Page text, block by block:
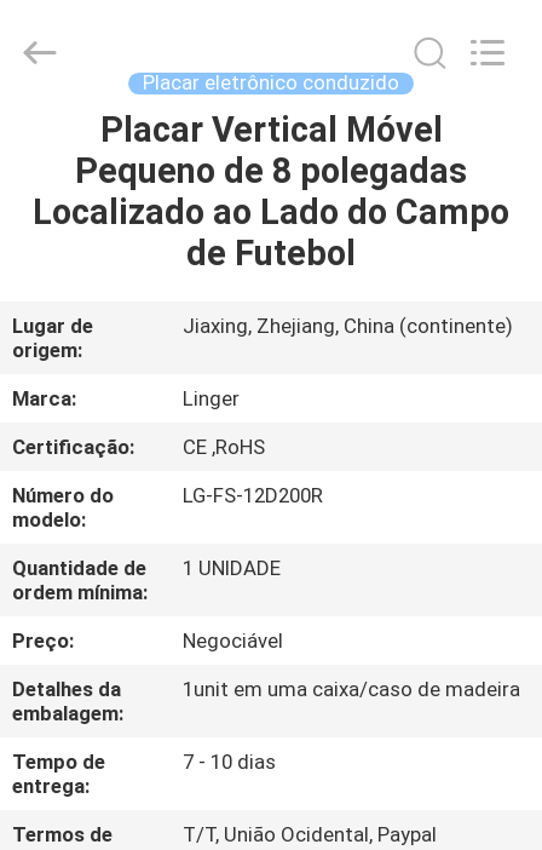
PRODUTOS
NÓS
EXCURSÃO
DA
FÁBRICA
CONTROLE
DA
QUALIDADE
CONTACTE-
NOS
NOTÍCIA
Technology
Placar eletrônico conduzido
Placar Vertical Móvel
Pequeno de 8 polegadas
Localizado ao Lado do Campo
de Futebol
Lugar de
origem:
Jiaxing, Zhejiang, China (continente)
Marca:
Linger
Certificação:
CE ,RoHS
Número do
modelo:
LG-FS-12D200R
Quantidade de
ordem mínima:
1 UNIDADE
Preço:
Negociável
Detalhes da
embalagem:
1unit em uma caixa/caso de madeira
Tempo de
entrega:
7 - 10 dias
Termos de
T/T, União Ocidental, Paypal